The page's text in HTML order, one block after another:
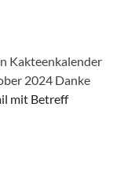
Kakteenkalender
2024 Danke
mit Betreff